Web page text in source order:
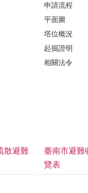
申請流程
平面圖
塔位概況
起掘證明
相關法令
散避難
臺南市避難
覽表